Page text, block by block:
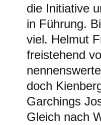
die Initiative
in Führung.
viel. Helmut
freistehend
doch
Garchings
Gleich nach